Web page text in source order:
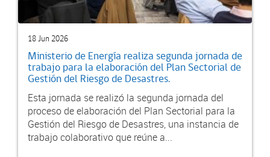
18 Jun 2026
Ministerio de Energía realiza segunda jornada de
trabajo para la elaboración del Plan Sectorial de
Gestión del Riesgo de Desastres.
Esta jornada se realizó la segunda jornada del
proceso de elaboración del Plan Sectorial para la
Gestión del Riesgo de Desastres, una instancia de
trabajo colaborativo que reúne a...